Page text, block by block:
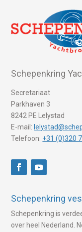
Schepenkring
Secretariaat
Parkhaven 3
8242 PE Lelystad
E-mail:
Telefoon: +31 (0)320
Schepenkring
Schepenkring is
over heel Nederland.